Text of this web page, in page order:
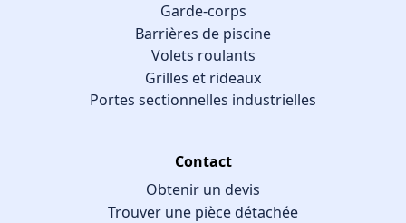
Garde-corps
Barrières de piscine
Volets roulants
Grilles et rideaux
Portes sectionnelles industrielles
Contact
Obtenir un devis
Trouver une pièce détachée